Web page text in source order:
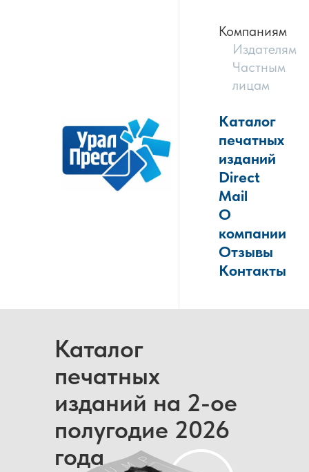
Компаниям
Издателям
Частным
лицам
Каталог
печатных
изданий
Direct
Mail
О
компании
Отзывы
Контакты
Каталог
печатных
изданий на 2-ое
полугодие 2026
года